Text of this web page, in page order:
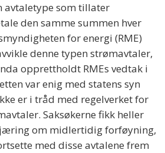
avtaletype som tillater
den samme summen hver
for energi (RME)
denne typen strømavtaler,
opprettholdt RMEs vedtak i
var enig med statens syn
er i tråd med regelverket for
Saksøkerne fikk heller
om midlertidig forføyning,
med disse avtalene frem